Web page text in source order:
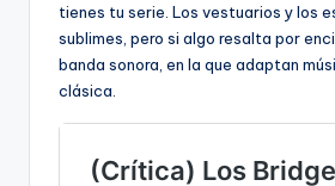
tienes tu serie. Los vestuarios y los
sublimes, pero si algo resalta por
banda sonora, en la que adaptan
clásica.